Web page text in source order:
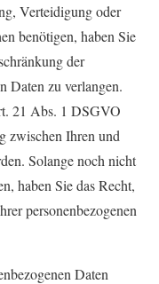
Verteidigung oder
benötigen, haben Sie
der
Daten zu verlangen.
21 Abs. 1 DSGVO
zwischen Ihren und
Solange noch nicht
haben Sie das Recht,
personenbezogenen
Daten